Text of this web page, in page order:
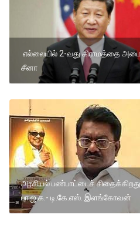
எல்லையில் 2-வது கிராமத்தை
சீனா
அரசியல் பண்பாட்டைச் சிதைக்கிறது
பா.ஜ.க.- டி.கே.எஸ். இளங்கோவன்